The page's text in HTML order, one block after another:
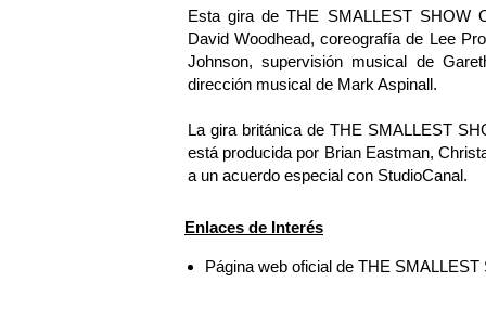
Esta gira de THE SMALLEST SHOW
David Woodhead, coreografía de Lee
Johnson, supervisión musical de
dirección musical de Mark Aspinall.
La gira británica de THE SMALLEST
está producida por Brian Eastman,
a un acuerdo especial con StudioCanal.
Enlaces de Interés
Página web oficial de THE